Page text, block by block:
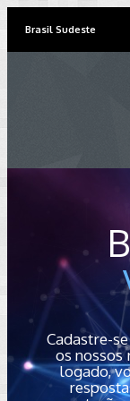
Brasil Sudeste
Cadastre-
os nossos
logado,